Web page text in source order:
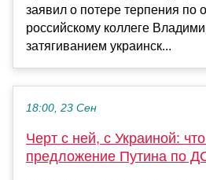
заявил о потере терпения по
российскому коллеге
затягиванием украинск...
18:00, 23 Сен
Черт с ней, с Украиной:
предложение Путина по